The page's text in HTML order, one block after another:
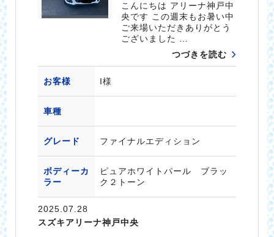
こんにちは アリーナ神戸中
央です この週末もお暑い中
ご来場いただきありがとう
ございました …
つづきを読む
お客様 I様
車種
グレード ファイナルエディション
ボディーカ
ラー
ピュアホワイトパール ブラッ
ク２トーン
2025.07.28
スズキアリーナ神戸中央